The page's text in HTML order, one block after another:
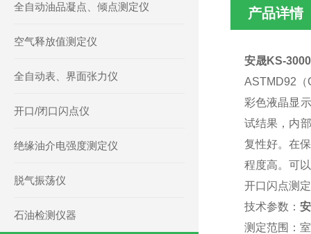
全自动油品凝点、倾点测定仪
空气释放值测定仪
全自动表、界面张力仪
开口/闭口闪点仪
绝缘油介电强度测定仪
脱气振荡仪
石油检测仪器
产品详情
安晟KS-
ASTMD92（
彩色液晶显
试结果，内
复性好。在
程度高。可
开口闪点测
技术参数：
测定范围：